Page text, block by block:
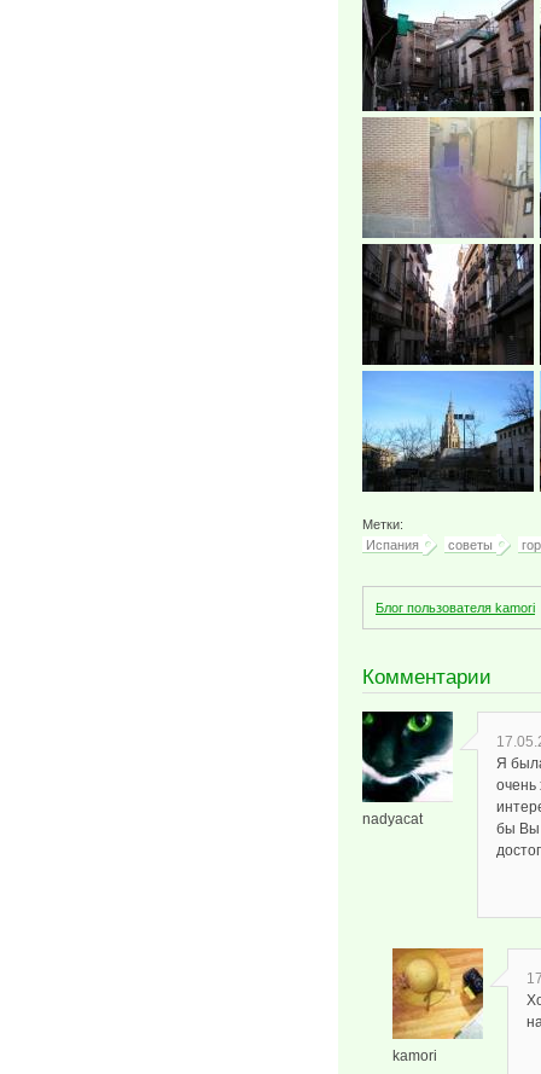
Метки:
Испания
советы
Блог пользователя kamori
Комментарии
nadyacat
Я
очень
бы Вы
kamori